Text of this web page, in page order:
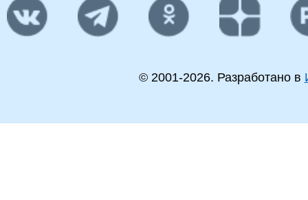
© 2001-2026. Разработано в